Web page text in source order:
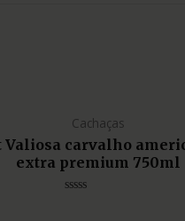
Cachaças
Valiosa carvalho
extra premium 750ml